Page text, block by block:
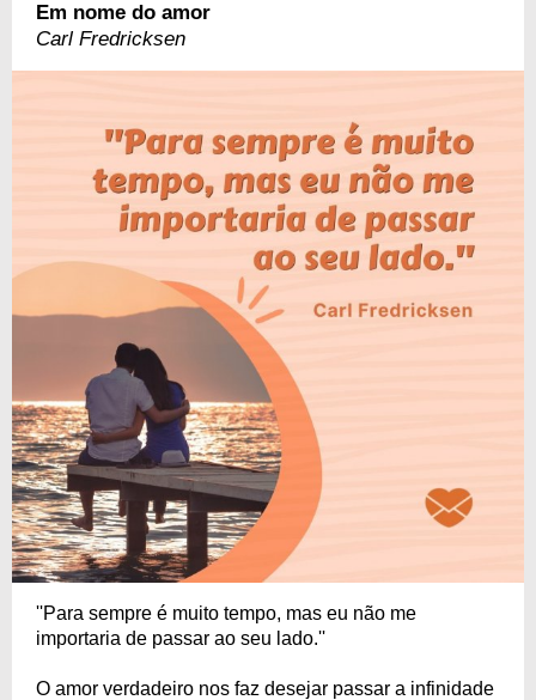
Em nome do amor
Carl Fredricksen
''Para sempre é muito tempo, mas eu não me
importaria de passar ao seu lado.''
O amor verdadeiro nos faz desejar passar a infinidade